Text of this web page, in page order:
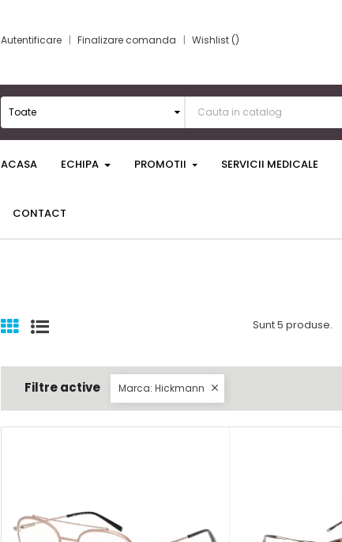
Autentificare Finalizare comanda Wishlist
Toate
ACASA ECHIPA PROMOTII SERVICII MEDICALE
CONTACT
Sunt 5 produse.
Filtre active Marca: Hickmann 